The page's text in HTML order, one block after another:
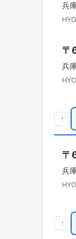
兵
〒
兵
↑
〒
兵
↑